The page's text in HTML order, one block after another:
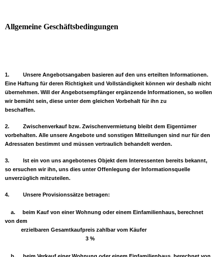
Allgemeine Geschäftsbedingungen
1.
Unsere Angebotsangaben basieren auf den uns erteilten Informationen.
Eine Haftung für deren Richtigkeit und Vollständigkeit können wir deshalb nicht
übernehmen. Will der Angebotsempfänger ergänzende Informationen, so wollen
wir bemüht sein, diese unter dem gleichen Vorbehalt für ihn zu
beschaffen.
2.
Zwischenverkauf bzw. Zwischenvermietung bleibt dem Eigentümer
vorbehalten. Alle unsere Angebote und sonstigen Mitteilungen sind nur für den
Adressaten bestimmt und müssen vertraulich behandelt werden.
3.
Ist ein von uns angebotenes Objekt dem Interessenten bereits bekannt,
so ersuchen wir ihn, uns dies unter Offenlegung der Informationsquelle
unverzüglich mitzuteilen.
4. Unsere Provisionssätze betragen:
a. beim Kauf von einer Wohnung oder einem Einfamilienhaus, berechnet
von dem
erzielbaren Gesamtkaufpreis zahlbar vom Käufer
3 %